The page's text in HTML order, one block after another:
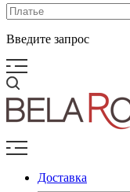
Введите запрос
Доставка